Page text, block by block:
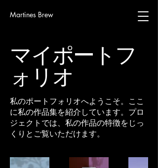
Martines Brew
マイポートフ
ォリオ
私のポートフォリオへようこそ。ここ
に私の作品集を紹介しています。プロ
ジェクトでは、私の作品の特徴をじっ
くりとご覧いただけます。